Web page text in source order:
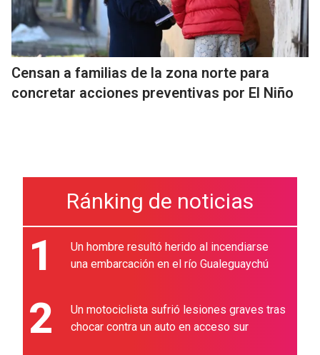
Censan a familias de la zona norte para
concretar acciones preventivas por El Niño
Ránking de noticias
1
Un hombre resultó herido al incendiarse
una embarcación en el río Gualeguaychú
2
Un motociclista sufrió lesiones graves tras
chocar contra un auto en acceso sur